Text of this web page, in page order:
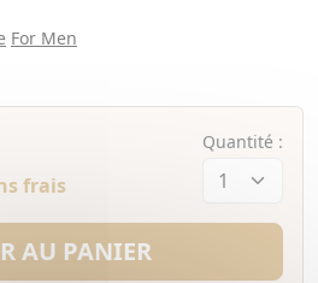
For Men
frais
Quantité :
AU PANIER